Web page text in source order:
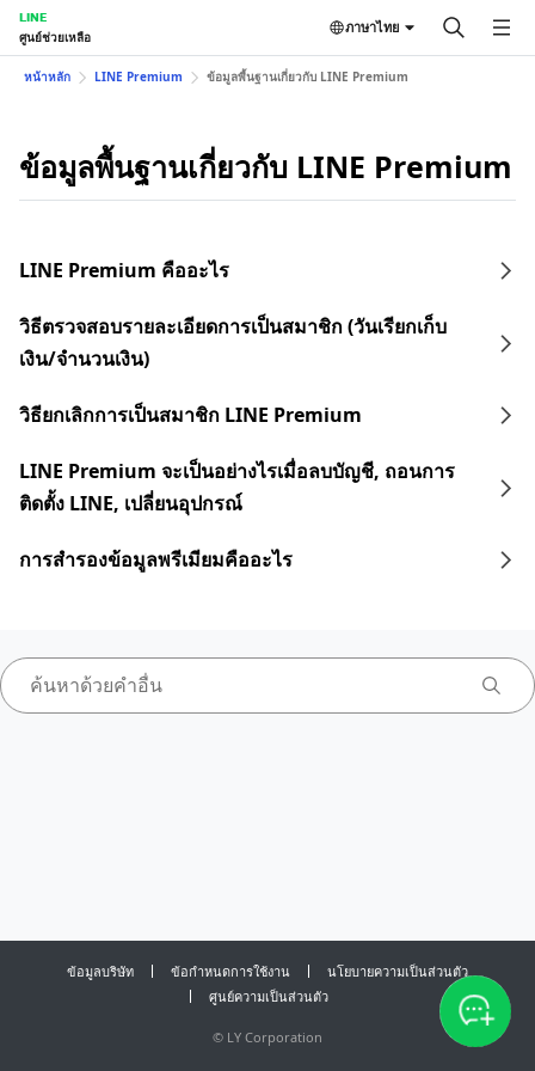
LINE
ศูนย์ช่วยเหลือ
ภาษาไทย
หน้าหลัก LINE Premium ข้อมูลพื้นฐานเกี่ยวกับ LINE Premium
ข้อมูลพื้นฐานเกี่ยวกับ LINE Premium
LINE Premium คืออะไร
วิธีตรวจสอบรายละเอียดการเป็นสมาชิก (วันเรียกเก็บ
เงิน/จำนวนเงิน)
วิธียกเลิกการเป็นสมาชิก LINE Premium
LINE Premium จะเป็นอย่างไรเมื่อลบบัญชี, ถอนการ
ติดตั้ง LINE, เปลี่ยนอุปกรณ์
การสำรองข้อมูลพรีเมียมคืออะไร
ข้อมูลบริษัท ข้อกำหนดการใช้งาน
นโยบายความเป็นส่วนตัว
ศูนย์ความเป็นส่วนตัว
© LY Corporation